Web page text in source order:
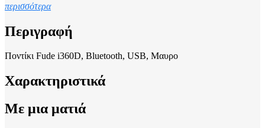
περισσότερα
Περιγραφή
Ποντίκι Fude i360D, Bluetooth, USB, Μαυρο
Χαρακτηριστικά
Με μια ματιά